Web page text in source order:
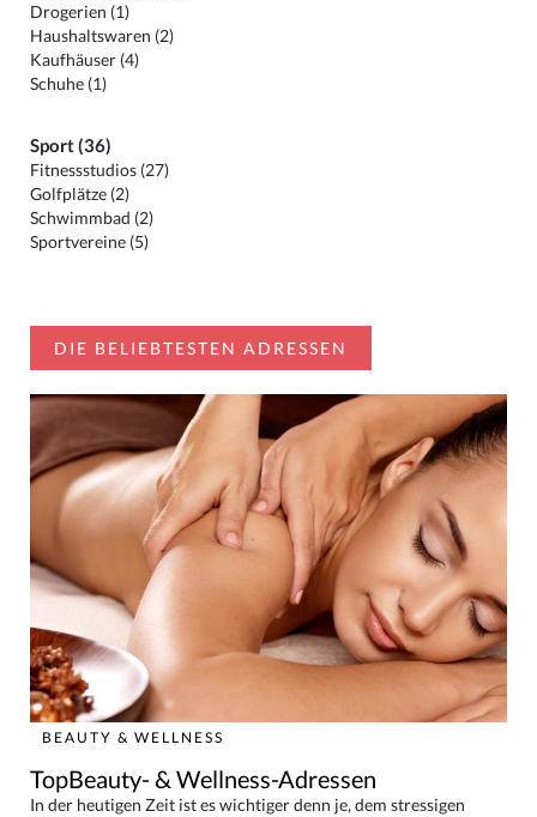
Drogerien (1)
Haushaltswaren (2)
Kaufhäuser (4)
Schuhe (1)
Sport (36)
Fitnessstudios (27)
Golfplätze (2)
Schwimmbad (2)
Sportvereine (5)
DIE BELIEBTESTEN ADRESSEN
BEAUTY & WELLNESS
TopBeauty- & Wellness-Adressen
In der heutigen Zeit ist es wichtiger denn je, dem stressigen